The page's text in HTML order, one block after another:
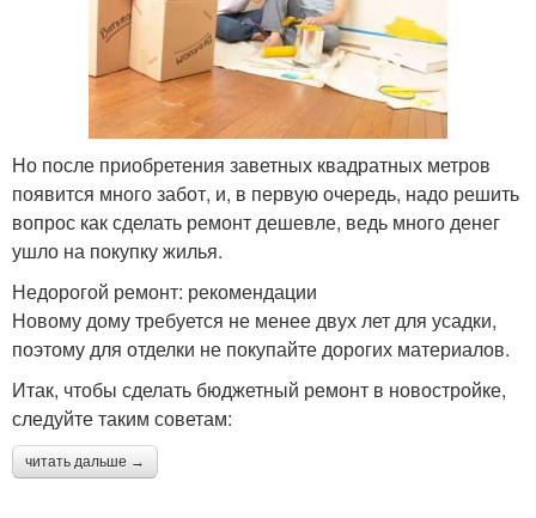
Но после приобретения заветных квадратных метров
появится много забот, и, в первую очередь, надо решить
вопрос как сделать ремонт дешевле, ведь много денег
ушло на покупку жилья.
Недорогой ремонт: рекомендации
Новому дому требуется не менее двух лет для усадки,
поэтому для отделки не покупайте дорогих материалов.
Итак, чтобы сделать бюджетный ремонт в новостройке,
следуйте таким советам:
читать дальше →